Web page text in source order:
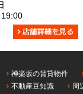
神楽坂の賃貸物件
不動産豆知識
周